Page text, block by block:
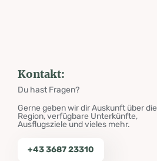
Kontakt:
Du hast Fragen?
Gerne geben wir dir Auskunft über die
Region, verfügbare Unterkünfte,
Ausflugsziele und vieles mehr.
+43 3687 23310